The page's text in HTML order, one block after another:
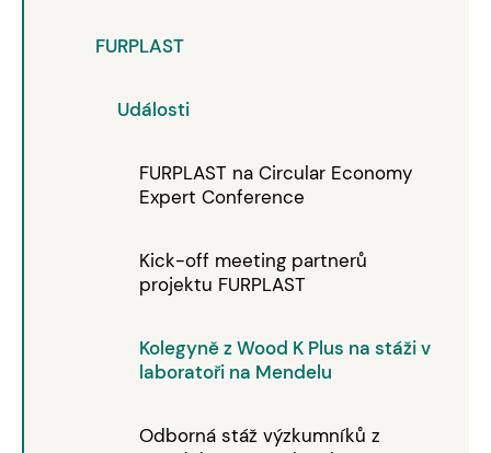
FURPLAST
Události
FURPLAST na Circular Economy
Expert Conference
Kick-off meeting partnerů
projektu FURPLAST
Kolegyně z Wood K Plus na stáži v
laboratoři na Mendelu
Odborná stáž výzkumníků z